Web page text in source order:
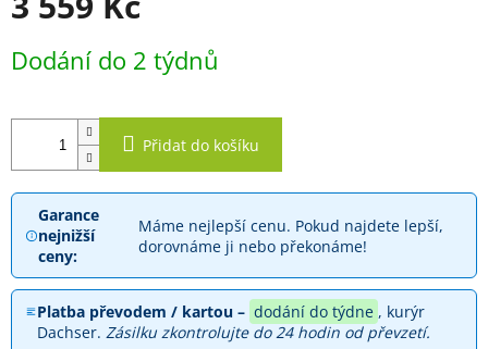
cena:
Dodání do 2 týdnů
Přidat do košíku
Garance
nejnižší
ceny:
Máme nejlepší cenu. Pokud najdete lepší,
dorovnáme ji nebo překonáme!
Platba převodem / kartou – dodání do týdne , kurýr
Dachser. Zásilku zkontrolujte do 24 hodin od převzetí.